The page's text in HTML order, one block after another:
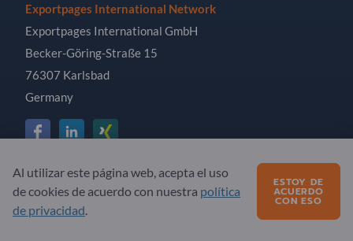
Exportpages International Network
Exportpages International GmbH
Becker-Göring-Straße 15
76307 Karlsbad
Germany
Copyright © 2026 Exportpages International GmbH. All
Rights Reserved.
Al utilizar este página web, acepta el uso
de cookies de acuerdo con nuestra política
de privacidad.
ESTOY DE
ACUERDO
CON ESO